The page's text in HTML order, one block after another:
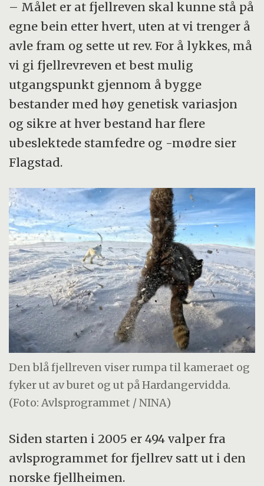
– Målet er at fjellreven skal kunne stå på
egne bein etter hvert, uten at vi trenger å
avle fram og sette ut rev. For å lykkes, må
vi gi fjellrevreven et best mulig
utgangspunkt gjennom å bygge
bestander med høy genetisk variasjon
og sikre at hver bestand har flere
ubeslektede stamfedre og -mødre sier
Flagstad.
Den blå fjellreven viser rumpa til kameraet og
fyker ut av buret og ut på Hardangervidda.
(Foto: Avlsprogrammet / NINA)
Siden starten i 2005 er 494 valper fra
avlsprogrammet for fjellrev satt ut i den
norske fjellheimen.